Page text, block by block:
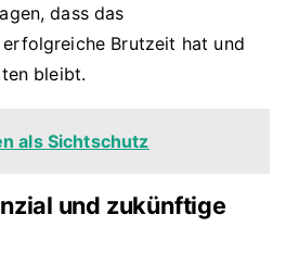
dass das
Brutzeit hat und
bleibt.
als Sichtschutz
und zukünftige